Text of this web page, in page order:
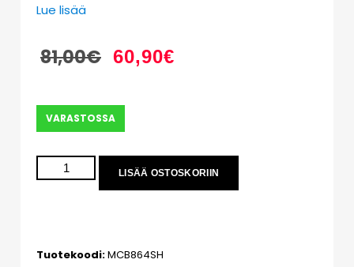
Lue lisää
81,00€ 60,90€
VARASTOSSA
LISÄÄ OSTOSKORIIN
Tuotekoodi:MCB864SH